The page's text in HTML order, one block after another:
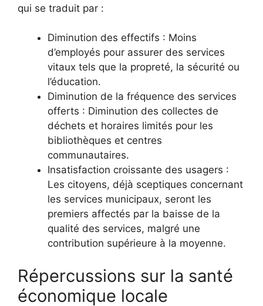
qui se traduit par :
Diminution des effectifs : Moins
d’employés pour assurer des services
vitaux tels que la propreté, la sécurité ou
l’éducation.
Diminution de la fréquence des services
offerts : Diminution des collectes de
déchets et horaires limités pour les
bibliothèques et centres
communautaires.
Insatisfaction croissante des usagers :
Les citoyens, déjà sceptiques concernant
les services municipaux, seront les
premiers affectés par la baisse de la
qualité des services, malgré une
contribution supérieure à la moyenne.
Répercussions sur la santé
économique locale